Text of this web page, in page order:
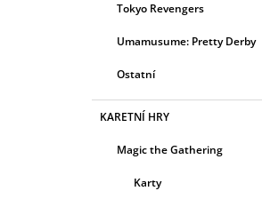
Tokyo Revengers
Umamusume: Pretty Derby
Ostatní
KARETNÍ HRY
Magic the Gathering
Karty